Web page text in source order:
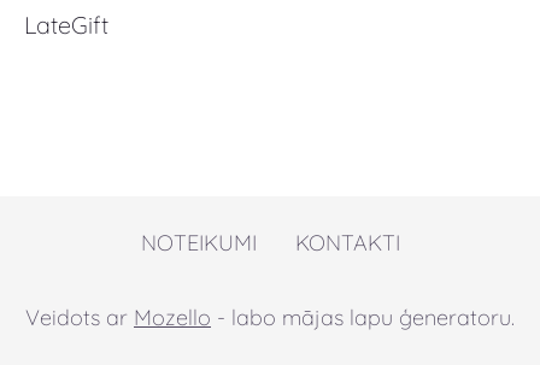
LateGift
NOTEIKUMI KONTAKTI
Veidots ar Mozello - labo mājas lapu ģeneratoru.